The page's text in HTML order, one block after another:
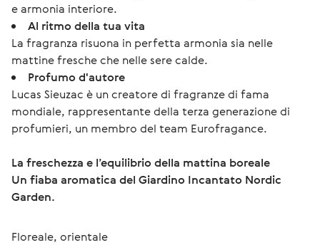
e armonia interiore.
Al ritmo della tua vita
La fragranza risuona in perfetta armonia sia nelle
mattine fresche che nelle sere calde.
Profumo d'autore
Lucas Sieuzac è un creatore di fragranze di fama
mondiale, rappresentante della terza generazione di
profumieri, un membro del team Eurofragance.
La freschezza e l’equilibrio della mattina boreale
Un fiaba aromatica del Giardino Incantato Nordic
Garden.
Floreale, orientale